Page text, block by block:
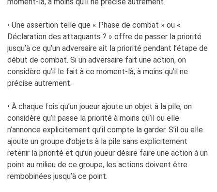
moment-là, à moins qu’il ne précise autrement.
• Une assertion telle que « Phase de combat » ou «
Déclaration des attaquants ? » offre de passer la priorité
jusqu’à ce qu’un adversaire ait la priorité pendant l’étape de
début de combat. Si un adversaire fait une action, on
considère qu’il le fait à ce moment-là, à moins qu’il ne
précise autrement.
• À chaque fois qu’un joueur ajoute un objet à la pile, on
considère qu’il passe la priorité à moins qu’il ou elle
n’annonce explicitement qu’il compte la garder. S’il ou elle
ajoute un groupe d’objets à la pile sans explicitement
retenir la priorité et qu’un joueur désire faire une action à un
point au milieu de ce groupe, les actions doivent être
rembobinées jusqu’à ce point.